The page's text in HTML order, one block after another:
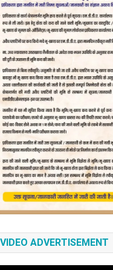
VIDEO ADVERTISEMENT